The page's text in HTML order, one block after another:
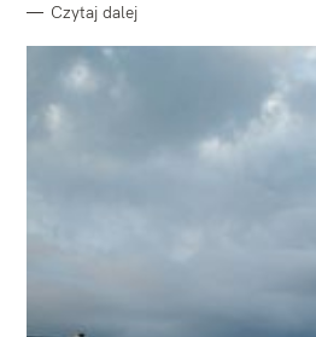
Czytaj dalej